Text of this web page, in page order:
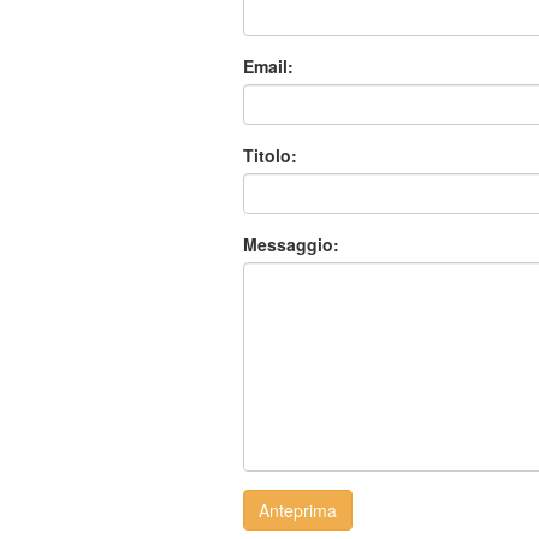
Email:
Titolo:
Messaggio:
Anteprima